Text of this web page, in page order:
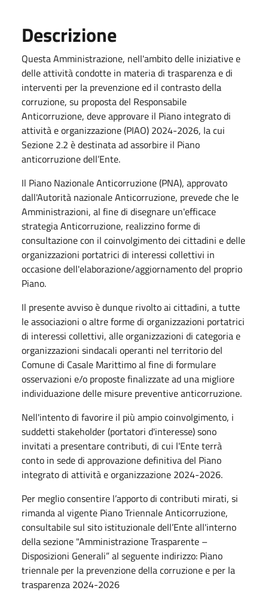
Descrizione
Questa Amministrazione, nell'ambito delle iniziative e
delle attività condotte in materia di trasparenza e di
interventi per la prevenzione ed il contrasto della
corruzione, su proposta del Responsabile
Anticorruzione, deve approvare il Piano integrato di
attività e organizzazione (PIAO) 2024-2026, la cui
Sezione 2.2 è destinata ad assorbire il Piano
anticorruzione dell’Ente.
Il Piano Nazionale Anticorruzione (PNA), approvato
dall'Autorità nazionale Anticorruzione, prevede che le
Amministrazioni, al fine di disegnare un'efficace
strategia Anticorruzione, realizzino forme di
consultazione con il coinvolgimento dei cittadini e delle
organizzazioni portatrici di interessi collettivi in
occasione dell'elaborazione/aggiornamento del proprio
Piano.
Il presente avviso è dunque rivolto ai cittadini, a tutte
le associazioni o altre forme di organizzazioni portatrici
di interessi collettivi, alle organizzazioni di categoria e
organizzazioni sindacali operanti nel territorio del
Comune di Casale Marittimo al fine di formulare
osservazioni e/o proposte finalizzate ad una migliore
individuazione delle misure preventive anticorruzione.
Nell'intento di favorire il più ampio coinvolgimento, i
suddetti stakeholder (portatori d'interesse) sono
invitati a presentare contributi, di cui l'Ente terrà
conto in sede di approvazione definitiva del Piano
integrato di attività e organizzazione 2024-2026.
Per meglio consentire l’apporto di contributi mirati, si
rimanda al vigente Piano Triennale Anticorruzione,
consultabile sul sito istituzionale dell’Ente all'interno
della sezione "Amministrazione Trasparente –
Disposizioni Generali” al seguente indirizzo: Piano
triennale per la prevenzione della corruzione e per la
trasparenza 2024-2026